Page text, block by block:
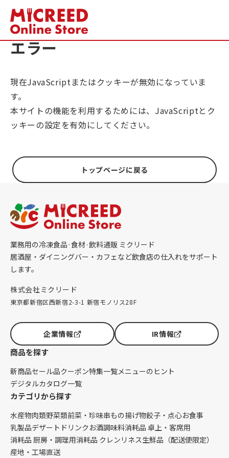
エラー
現在JavaScriptまたはクッキーが無効になっていま
す。
本サイトの機能を利用するためには、JavaScriptとク
ッキーの設定を有効にしてください。
トップページに戻る
業務用の冷凍食品·食材·飲料通販 ミクリード
居酒屋・ダイニングバー・カフェなど飲食店の仕入れをサポート
します。
株式会社ミクリード
東京都新宿区西新宿2-3-1 新宿モノリス28F
企業情報 IR情報
商品を探す
新商品セール品クーポン特集一覧メニューのヒント
デジタルカタログ一覧
カテゴリから探す
水産物肉類野菜類前菜・珍味串もの揚げ物餃子・点心お食事
乳製品デザート ドリンク お酒調味料消耗品 卓上・客席用
消耗品 厨房・調理用消耗品 クレンリネス生鮮品（配送便限定）
産地・工場直送